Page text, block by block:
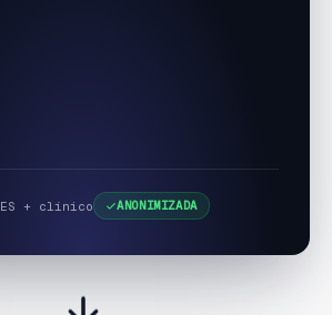
ES + clínico ANONIMIZADA